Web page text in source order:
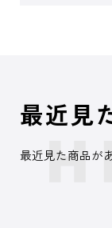
最近見
最近見た商品が